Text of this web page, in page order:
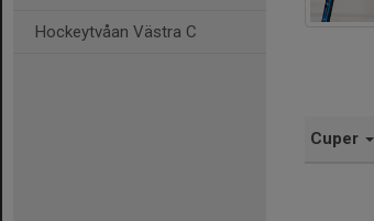
Hockeytvåan Västra C
Cuper